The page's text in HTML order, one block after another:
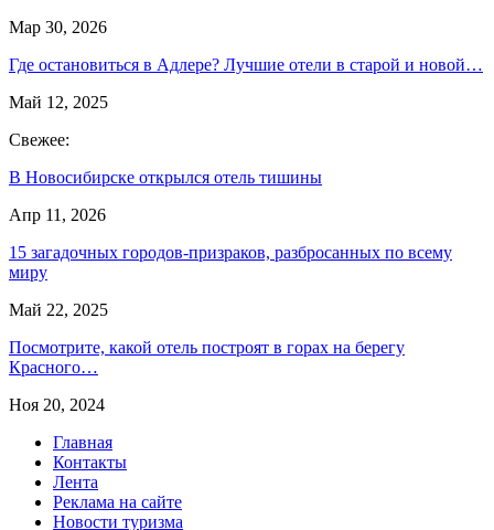
Мар 30, 2026
Где остановиться в Адлере? Лучшие отели в старой и новой…
Май 12, 2025
Свежее:
В Новосибирске открылся отель тишины
Апр 11, 2026
15 загадочных городов-призраков, разбросанных по всему
миру
Май 22, 2025
Посмотрите, какой отель построят в горах на берегу
Красного…
Ноя 20, 2024
Главная
Контакты
Лента
Реклама на сайте
Новости туризма